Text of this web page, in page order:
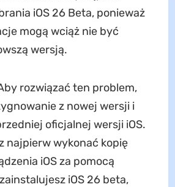
iOS 26 Beta, ponieważ
mogą wciąż nie być
wersją.
rozwiązać ten problem,
z nowej wersji i
oficjalnej wersji iOS.
najpierw wykonać kopię
iOS za pomocą
iOS 26 beta,